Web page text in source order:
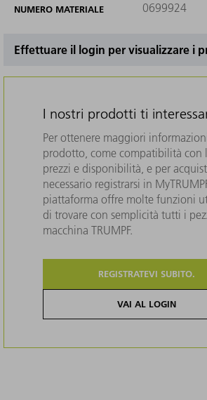
NUMERO MATERIALE 0699924
Effettuare il login per visualizzare i
I nostri prodotti ti
Per ottenere maggiori
prodotto, come compatibilità con
prezzi e disponibilità, e per
necessario registrarsi in
piattaforma offre molte funzioni
di trovare con semplicità tutti i
macchina TRUMPF.
REGISTRATEVI SUBITO.
VAI AL LOGIN